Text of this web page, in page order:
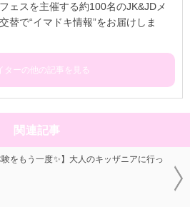
ェスを主催する約100名のJK&JDメ
替で“イマドキ情報”をお届けしま
ターの他の記事を見る
関連記事
験をもう一度✨】大人のキッザニアに行っ